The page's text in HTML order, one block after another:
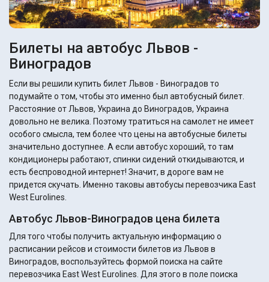
Билеты на автобус Львов -
Виноградов
Если вы решили купить билет Львов - Виноградов то
подумайте о том, чтобы это именно был автобусный билет.
Расстояние от Львов, Украина до Виноградов, Украина
довольно не велика. Поэтому тратиться на самолет не имеет
особого смысла, тем более что цены на автобусные билеты
значительно доступнее. А если автобус хороший, то там
кондиционеры работают, спинки сидений откидываются, и
есть беспроводной интернет! Значит, в дороге вам не
придется скучать. Именно таковы автобусы перевозчика East
West Eurolines.
Автобус Львов-Виноградов цена билета
Для того чтобы получить актуальную информацию о
расписании рейсов и стоимости билетов из Львов в
Виноградов, воспользуйтесь формой поиска на сайте
перевозчика East West Eurolines. Для этого в поле поиска